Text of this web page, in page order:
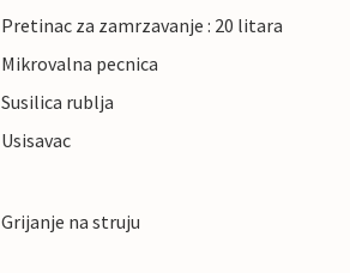
Pretinac za zamrzavanje : 20 litara
Mikrovalna pecnica
Susilica rublja
Usisavac
Grijanje na struju